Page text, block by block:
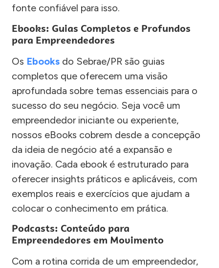
fonte confiável para isso.
Ebooks: Guias Completos e Profundos
para Empreendedores
Os Ebooks do Sebrae/PR são guias
completos que oferecem uma visão
aprofundada sobre temas essenciais para o
sucesso do seu negócio. Seja você um
empreendedor iniciante ou experiente,
nossos eBooks cobrem desde a concepção
da ideia de negócio até a expansão e
inovação. Cada ebook é estruturado para
oferecer insights práticos e aplicáveis, com
exemplos reais e exercícios que ajudam a
colocar o conhecimento em prática.
Podcasts: Conteúdo para
Empreendedores em Movimento
Com a rotina corrida de um empreendedor,